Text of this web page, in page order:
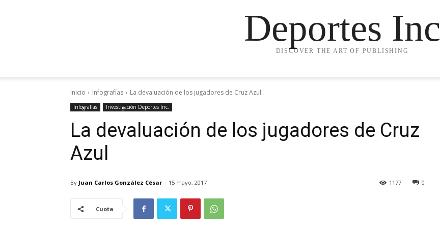
Deportes Inc
DISCOVER THE ART OF PUBLISHING
Inicio Infografías La devaluación de los jugadores de Cruz Azul
Infografías Investigación Deportes Inc.
La devaluación de los jugadores de Cruz
Azul
By Juan Carlos González César 15 mayo, 2017 0
1177
Cuota